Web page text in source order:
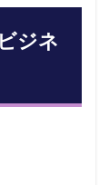
ジネ